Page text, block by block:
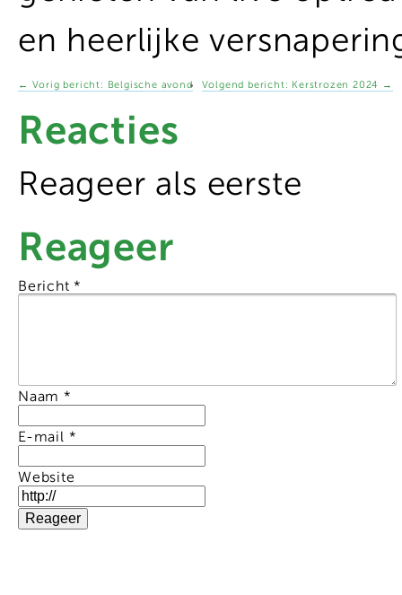
en heerlijke
← Vorig bericht: Belgische avond Volgend bericht: Kerstrozen 2024 →
Reacties
Reageer als eerste
Reageer
Bericht*
Naam *
E-mail *
Website